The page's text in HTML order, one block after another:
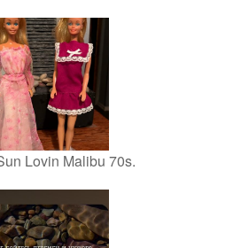
Lovin Malibu 70s.